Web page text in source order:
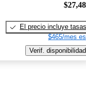
El precio incluye tasas
$465/mes
Verif. disponibilidad